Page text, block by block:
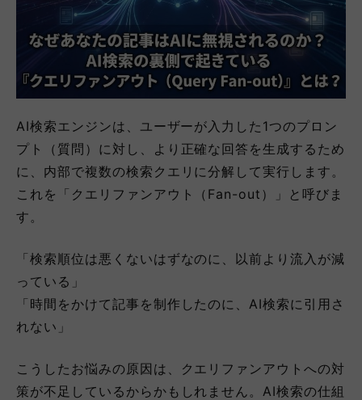
AI検索エンジンは、ユーザーが入力した1つのプロン
プト（質問）に対し、より正確な回答を生成するため
に、内部で複数の検索クエリに分解して実行します。
これを「クエリファンアウト（Fan-out）」と呼びま
す。
「検索順位は悪くないはずなのに、以前より流入が減
っている」
「時間をかけて記事を制作したのに、AI検索に引用さ
れない」
こうしたお悩みの原因は、クエリファンアウトへの対
策が不足しているからかもしれません。AI検索の仕組